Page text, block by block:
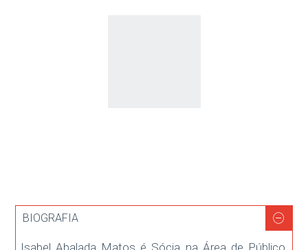
BIOGRAFIA
Isabel Abalada Matos é Sócia na Área de Público,